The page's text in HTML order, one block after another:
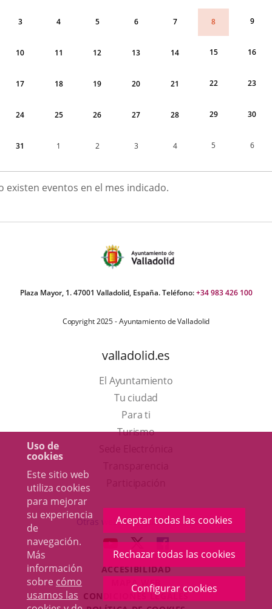
Uso de
cookies
Este sitio web
utiliza cookies
para mejorar
su experiencia
de
navegación.
Más
información
sobre cómo
usamos las
Aceptar todas las cookies
Rechazar todas las cookies
Configurar cookies
3 4 5 6 7 8 9
10 11 12 13 14 15 16
17 18 19 20 21 22 23
24 25 26 27 28 29 30
31 1 2 3 4 5 6
existen eventos en el mes indicado.
Plaza Mayor, 1. 47001 Valladolid, España. Teléfono:+34 983 426 100
Copyright 2025 - Ayuntamiento de Valladolid
valladolid.es
El Ayuntamiento
Tu ciudad
Para ti
TurismoEste
una
ventana
nueva.
externa.
Otras webs del ayuntamiento
ENLACE
A
UNA
APLICACIÓN
EXTERNA.
ENLACE
A
UNA
APLICACIÓN
EXTERNA.
ENLACE
A
UNA
APLICACIÓN
EXTERNA.
ACCESIBILIDAD
MAPA WEB
CONDICIONES LEGALES